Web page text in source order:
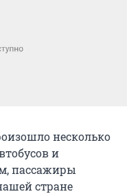
несколько
и
пассажиры
стране